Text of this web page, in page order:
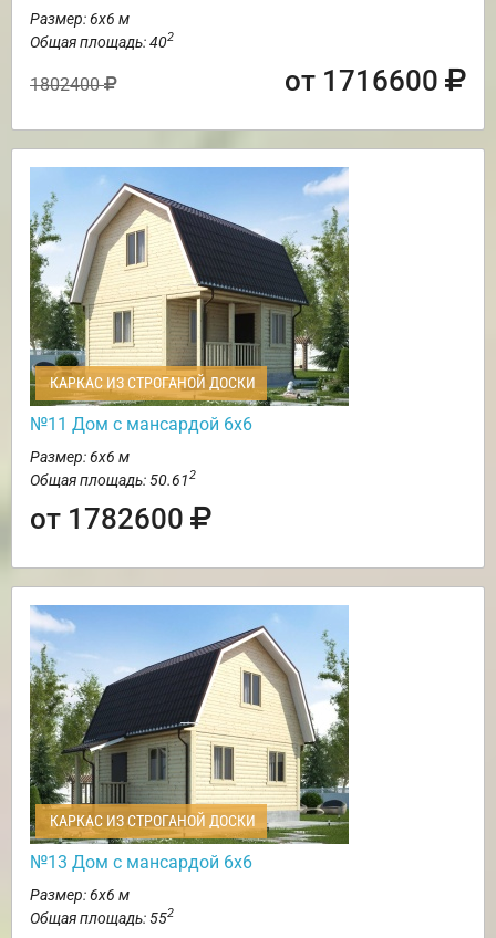
Размер: 6х6 м
Общая площадь: 402
1802400 от 1716600
КАРКАС ИЗ СТРОГАНОЙ ДОСКИ
№11 Дом с мансардой 6х6
Размер: 6х6 м
Общая площадь: 50.612
от 1782600
КАРКАС ИЗ СТРОГАНОЙ ДОСКИ
№13 Дом с мансардой 6х6
Размер: 6х6 м
Общая площадь: 552